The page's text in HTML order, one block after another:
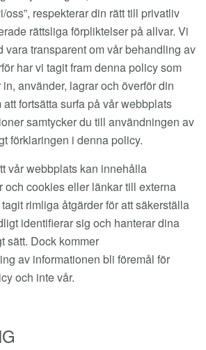
oss”, respekterar din rätt till privatliv
rättsliga förpliktelser på allvar. Vi
vara transparent om vår behandling av
har vi tagit fram denna policy som
använder, lagrar och överför din
fortsätta surfa på vår webbplats
samtycker du till användningen av
förklaringen i denna policy.
vår webbplats kan innehålla
och cookies eller länkar till externa
rimliga åtgärder för att säkerställa
identifierar sig och hanterar dina
sätt. Dock kommer
av informationen bli föremål för
och inte vår.